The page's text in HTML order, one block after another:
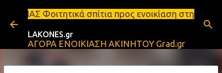
Μετάβαση στο κύριο περιεχόμενο
σπίτια προς ενοικίαση στη Σπάρτη
LAKONES.gr
ΑΓΟΡΑ ΕΝΟΙΚΙΑΣΗ ΑΚΙΝΗΤΟΥ Grad.gr